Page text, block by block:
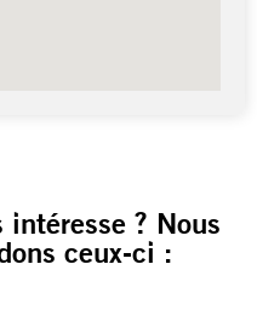
intéresse ? Nous
ceux-ci :